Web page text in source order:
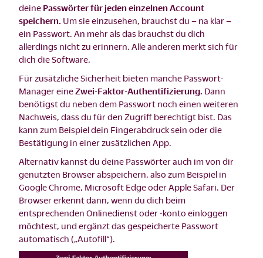
deine Passwörter für jeden einzelnen Account
speichern. Um sie einzusehen, brauchst du – na klar –
ein Passwort. An mehr als das brauchst du dich
allerdings nicht zu erinnern. Alle anderen merkt sich für
dich die Software.
Für zusätzliche Sicherheit bieten manche Passwort-
Manager eine Zwei-Faktor-Authentifizierung. Dann
benötigst du neben dem Passwort noch einen weiteren
Nachweis, dass du für den Zugriff berechtigt bist. Das
kann zum Beispiel dein Fingerabdruck sein oder die
Bestätigung in einer zusätzlichen App.
Alternativ kannst du deine Passwörter auch im von dir
genutzten Browser abspeichern, also zum Beispiel in
Google Chrome, Microsoft Edge oder Apple Safari. Der
Browser erkennt dann, wenn du dich beim
entsprechenden Onlinedienst oder -konto einloggen
möchtest, und ergänzt das gespeicherte Passwort
automatisch („Autofill“).